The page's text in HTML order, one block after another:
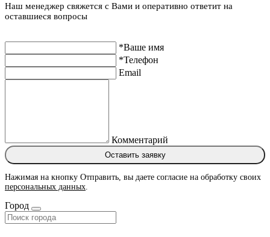
Наш менеджер свяжется с Вами и оперативно ответит на
оставшиеся вопросы
*Ваше имя
*Телефон
Email
Комментарий
Оставить заявку
Нажимая на кнопку Отправить, вы даете согласие на обработку своих
персональных данных
Город